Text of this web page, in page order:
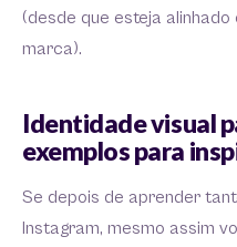
(desde que esteja
marca).
Identidade visual
exemplos para
Se depois de aprender
Instagram, mesmo assim